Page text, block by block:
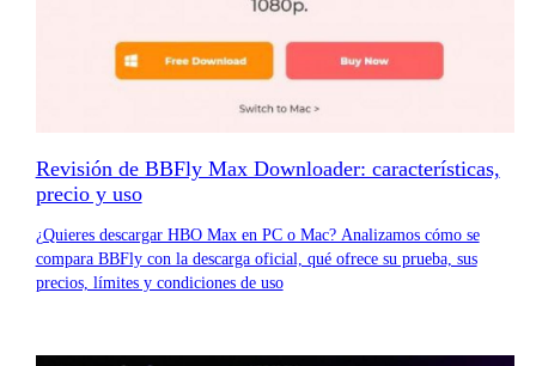
Revisión de BBFly Max Downloader: características,
precio y uso
¿Quieres descargar HBO Max en PC o Mac? Analizamos cómo se
compara BBFly con la descarga oficial, qué ofrece su prueba, sus
precios, límites y condiciones de uso